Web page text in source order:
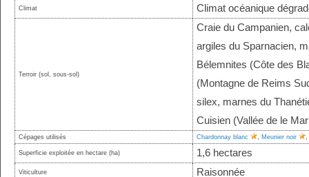
Climat Climat océanique
Terroir (sol, sous-sol)
Craie du Campanien,
argiles du Sparnacien,
Bélemnites (Côte des
(Montagne de Reims
silex, marnes du
Cuisien (Vallée de le
Cépages utilisés Chardonnay blanc , Meunier noir ,
Superficie exploitée en hectare (ha) 1,6 hectares
Viticulture Raisonnée